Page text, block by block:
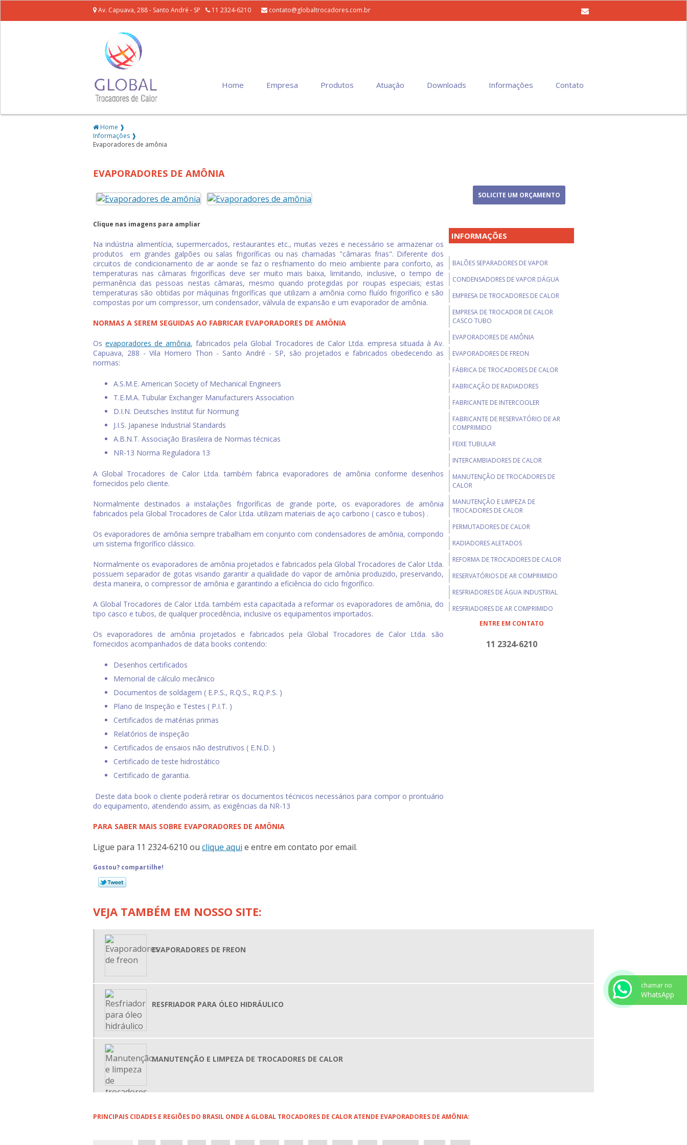
Av. Capuava, 288 - Santo André - SP 11 2324-6210 contato@globaltrocadores.com.br
Home Empresa Produtos Atuação Downloads Informações Contato
Home ❱
Informações ❱
Evaporadores de amônia
EVAPORADORES DE AMÔNIA
Clique nas imagens para ampliar
Na indústria alimentícia, supermercados, restaurantes etc., muitas vezes e necessário se armazenar os
produtos em grandes galpões ou salas frigoríficas ou nas chamadas "câmaras frias". Diferente dos
circuitos de condicionamento de ar aonde se faz o resfriamento do meio ambiente para conforto, as
temperaturas nas câmaras frigoríficas deve ser muito mais baixa, limitando, inclusive, o tempo de
permanência das pessoas nestas câmaras, mesmo quando protegidas por roupas especiais; estas
temperaturas são obtidas por máquinas frigoríficas que utilizam a amônia como fluído frigorífico e são
compostas por um compressor, um condensador, válvula de expansão e um evaporador de amônia.
NORMAS A SEREM SEGUIDAS AO FABRICAR EVAPORADORES DE AMÔNIA
Osevaporadores de amônia, fabricados pela Global Trocadores de Calor Ltda. empresa situada à Av.
Capuava, 288 - Vila Homero Thon - Santo André - SP, são projetados e fabricados obedecendo as
normas:
A.S.M.E. American Society of Mechanical Engineers
T.E.M.A. Tubular Exchanger Manufacturers Association
D.I.N. Deutsches Institut für Normung
J.I.S. Japanese Industrial Standards
A.B.N.T. Associação Brasileira de Normas técnicas
NR-13 Norma Reguladora 13
A Global Trocadores de Calor Ltda. também fabrica evaporadores de amônia conforme desenhos
fornecidos pelo cliente.
Normalmente destinados a instalações frigoríficas de grande porte, os evaporadores de amônia
fabricados pela Global Trocadores de Calor Ltda. utilizam materiais de aço carbono ( casco e tubos) .
Os evaporadores de amônia sempre trabalham em conjunto com condensadores de amônia, compondo
um sistema frigorífico clássico.
Normalmente os evaporadores de amônia projetados e fabricados pela Global Trocadores de Calor Ltda.
possuem separador de gotas visando garantir a qualidade do vapor de amônia produzido, preservando,
desta maneira, o compressor de amônia e garantindo a eficiência do ciclo frigorífico.
A Global Trocadores de Calor Ltda. também esta capacitada a reformar os evaporadores de amônia, do
tipo casco e tubos, de qualquer procedência, inclusive os equipamentos importados.
Os evaporadores de amônia projetados e fabricados pela Global Trocadores de Calor Ltda. são
fornecidos acompanhados de data books contendo:
Desenhos certificados
Memorial de cálculo mecânico
Documentos de soldagem ( E.P.S., R.Q.S., R.Q.P.S. )
Plano de Inspeção e Testes ( P.I.T. )
Certificados de matérias primas
Relatórios de inspeção
Certificados de ensaios não destrutivos ( E.N.D. )
Certificado de teste hidrostático
Certificado de garantia.
Deste data book o cliente poderá retirar os documentos técnicos necessários para compor o prontuário
do equipamento, atendendo assim, as exigências da NR-13
PARA SABER MAIS SOBRE EVAPORADORES DE AMÔNIA
Ligue para 11 2324-6210 ou clique aqui e entre em contato por email.
Gostou? compartilhe!
SOLICITE UM ORÇAMENTO
INFORMAÇÕES
BALÕES SEPARADORES DE VAPOR
CONDENSADORES DE VAPOR DÁGUA
EMPRESA DE TROCADORES DE CALOR
EMPRESA DE TROCADOR DE CALOR
CASCO TUBO
EVAPORADORES DE AMÔNIA
EVAPORADORES DE FREON
FÁBRICA DE TROCADORES DE CALOR
FABRICAÇÃO DE RADIADORES
FABRICANTE DE INTERCOOLER
FABRICANTE DE RESERVATÓRIO DE AR
COMPRIMIDO
FEIXE TUBULAR
INTERCAMBIADORES DE CALOR
MANUTENÇÃO DE TROCADORES DE
CALOR
MANUTENÇÃO E LIMPEZA DE
TROCADORES DE CALOR
PERMUTADORES DE CALOR
RADIADORES ALETADOS
REFORMA DE TROCADORES DE CALOR
RESERVATÓRIOS DE AR COMPRIMIDO
RESFRIADORES DE ÁGUA INDUSTRIAL
RESFRIADORES DE AR COMPRIMIDO
RESFRIADORES DE ÓLEO À ÁGUA
SEPARADORES DE UMIDADE PARA AR
COMPRIMIDO
CALOR
ENTRE EM CONTATO
11 2324-6210
VEJA TAMBÉM EM NOSSO SITE:
EVAPORADORES DE FREON
RESFRIADOR PARA ÓLEO HIDRÁULICO
MANUTENÇÃO E LIMPEZA DE TROCADORES DE CALOR
PRINCIPAIS CIDADES E REGIÕES DO BRASIL ONDE A GLOBAL TROCADORES DE CALOR ATENDE EVAPORADORES DE AMÔNIA:
chamar no
WhatsApp